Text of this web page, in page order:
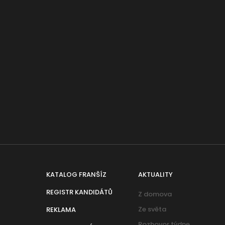
KATALOG FRANŠÍZ
REGISTR KANDIDÁTŮ
REKLAMA
AKTUALITY
Z domova
Ze světa